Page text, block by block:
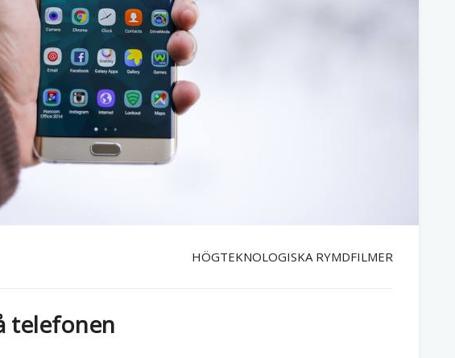
HÖGTEKNOLOGISKA RYMDFILMER
telefonen